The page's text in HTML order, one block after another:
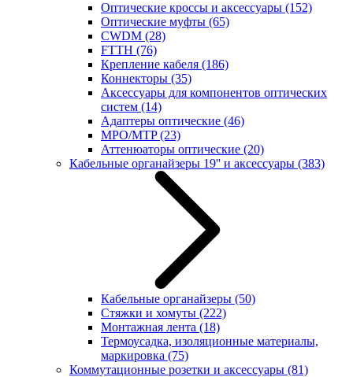
Оптические кроссы и аксессуары (152)
Оптические муфты (65)
CWDM (28)
FTTH (76)
Крепление кабеля (186)
Коннекторы (35)
Аксессуары для компонентов оптических
систем (14)
Адаптеры оптические (46)
MPO/MTP(23)
Аттенюаторы оптические (20)
Кабельные органайзеры 19'' и аксессуары (383)
Кабельные органайзеры (50)
Стяжки и хомуты (222)
Монтажная лента (18)
Термоусадка, изоляционные материалы,
маркировка (75)
Коммутационные розетки и аксессуары (81)